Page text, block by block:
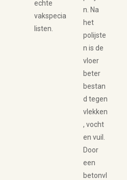
echte
vakspecia
listen.
n. Na
het
polijste
n is de
vloer
beter
bestan
d tegen
vlekken
, vocht
en vuil.
Door
een
betonvl